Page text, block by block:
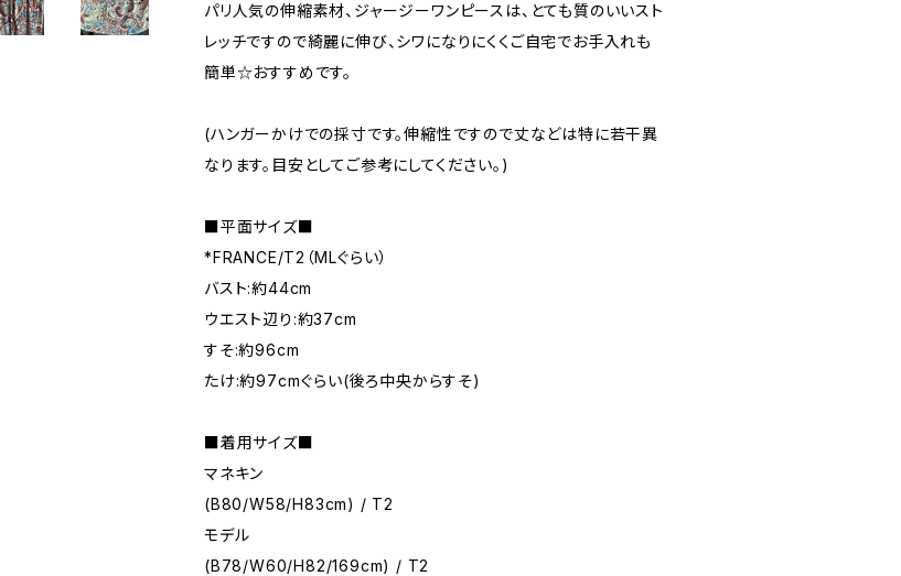
パリ人気の伸縮素材、ジャージーワンピースは、とても質のいいスト
レッチですので綺麗に伸び、シワになりにくくご自宅でお手入れも
簡単☆おすすめです。
(ハンガーかけでの採寸です。伸縮性ですので丈などは特に若干異
なります。目安としてご参考にしてください。)
■平面サイズ■
*FRANCE/T2（MLぐらい）
バスト:約44cm
ウエスト辺り:約37cm
すそ:約96cm
たけ:約97cmぐらい(後ろ中央からすそ)
■着用サイズ■
マネキン
(B80/W58/H83cm) / T2
モデル
(B78/W60/H82/169cm) / T2